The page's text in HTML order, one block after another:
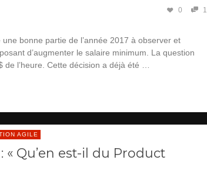
0 1
bonne partie de l’année 2017 à observer et
d’augmenter le salaire minimum. La question
de l’heure. Cette décision a déjà été …
AGILE
Qu’en est-il du Product